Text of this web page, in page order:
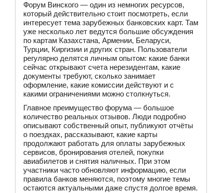
Форум Винского — один из немногих ресурсов,
который действительно стоит посмотреть, если
интересует тема зарубежных банковских карт. Там
уже несколько лет ведутся большие обсуждения
по картам Казахстана, Армении, Беларуси,
Турции, Киргизии и других стран. Пользователи
регулярно делятся личным опытом: какие банки
сейчас открывают счета нерезидентам, какие
документы требуют, сколько занимает
оформление, какие комиссии действуют и с
какими ограничениями можно столкнуться.
Главное преимущество форума — большое
количество реальных отзывов. Люди подробно
описывают собственный опыт, публикуют отчёты
о поездках, рассказывают, какие карты
продолжают работать для оплаты зарубежных
сервисов, бронирования отелей, покупки
авиабилетов и снятия наличных. При этом
участники часто обновляют информацию, если
правила банков меняются, поэтому многие темы
остаются актуальными даже спустя долгое время.